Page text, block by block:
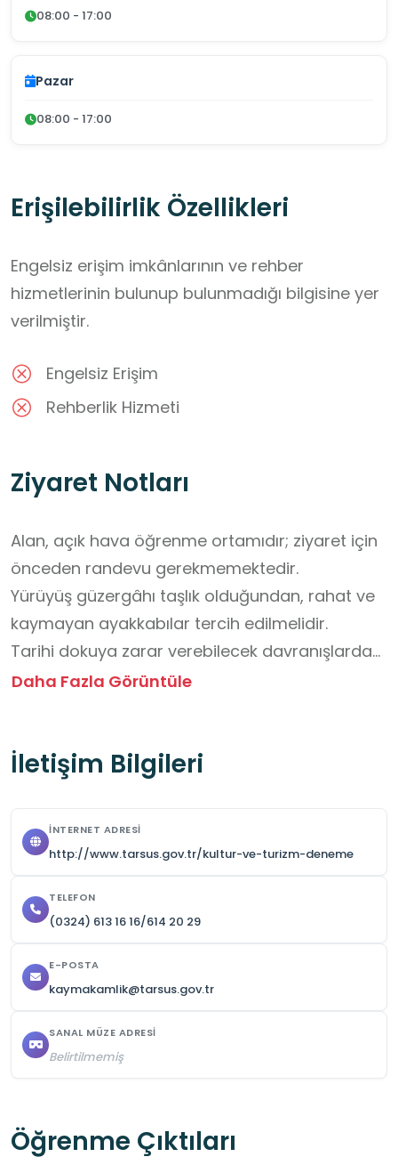
08:00 - 17:00
Pazar
08:00 - 17:00
Erişilebilirlik Özellikleri
Engelsiz erişim imkânlarının ve rehber
hizmetlerinin bulunup bulunmadığı bilgisine yer
verilmiştir.
Engelsiz Erişim
Rehberlik Hizmeti
Ziyaret Notları
Alan, açık hava öğrenme ortamıdır; ziyaret için
önceden randevu gerekmemektedir.
Yürüyüş güzergâhı taşlık olduğundan, rahat ve
kaymayan ayakkabılar tercih edilmelidir.
Tarihi dokuya zarar verebilecek davranışlardan
kaçınılmalıdır.
Alanda yiyecek ve içecek temini
Daha Fazla Görüntüle
İletişim Bilgileri
İNTERNET ADRESI
http://www.tarsus.gov.tr/kultur-ve-turizm-deneme
TELEFON
(0324) 613 16 16/614 20 29
E-POSTA
kaymakamlik@tarsus.gov.tr
SANAL MÜZE ADRESI
Belirtilmemiş
Öğrenme Çıktıları